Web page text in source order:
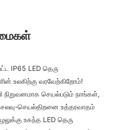
IP65 LED தெரு
உலகிற்கு வரவேற்கிறோம்!
நிறுவனமாக செயல்படும் நாங்கள்,
செயல்திறனை உத்தரவாதம்
உகந்த LED தெரு